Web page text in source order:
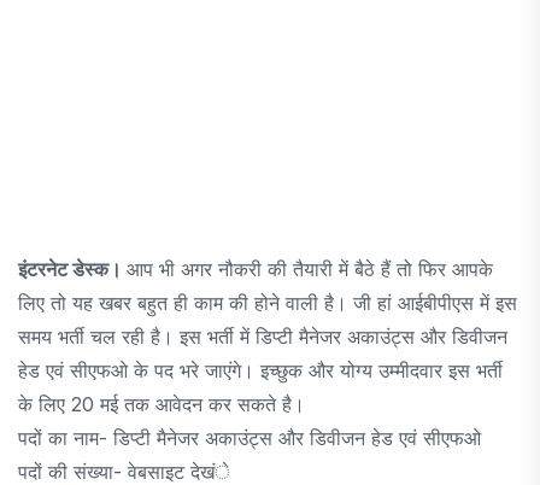
इंटरनेट डेस्क। आप भी अगर नौकरी की तैयारी में बैठे हैं तो फिर आपके
लिए तो यह खबर बहुत ही काम की होने वाली है। जी हां आईबीपीएस में इस
समय भर्ती चल रही है। इस भर्ती में डिप्टी मैनेजर अकाउंट्स और डिवीजन
हेड एवं सीएफओ के पद भरे जाएंगे। इच्छुक और योग्य उम्मीदवार इस भर्ती
के लिए 20 मई तक आवेदन कर सकते है।
पदों का नाम- डिप्टी मैनेजर अकाउंट्स और डिवीजन हेड एवं सीएफओ
पदों की संख्या- वेबसाइट देखंे